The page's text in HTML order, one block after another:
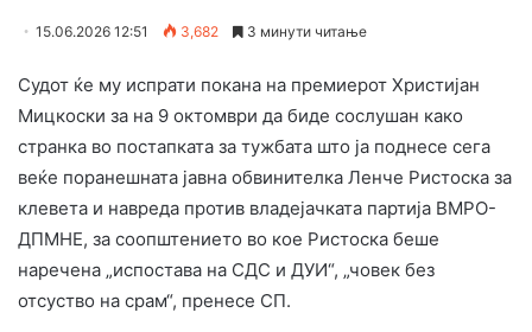
15.06.2026 12:51 3,682 3 минути читање
Судот ќе му испрати покана на премиерот Христијан
Мицкоски за на 9 октомври да биде сослушан како
странка во постапката за тужбата што ја поднесе сега
веќе поранешната јавна обвинителка Ленче Ристоска за
клевета и навреда против владејачката партија ВМРО-
ДПМНЕ, за соопштението во кое Ристоска беше
наречена „испостава на СДС и ДУИ“, „човек без
отсуство на срам“, пренесе СП.